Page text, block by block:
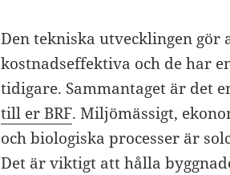
Den tekniska utvecklingen
kostnadseffektiva och de har
tidigare. Sammantaget är det
till er BRF. Miljömässigt,
och biologiska processer är
Det är viktigt att hålla